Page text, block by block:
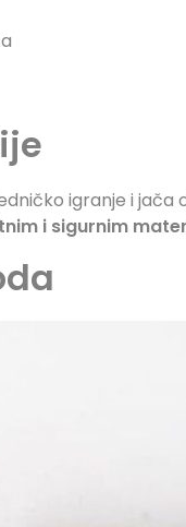
igranje i jača
i sigurnim